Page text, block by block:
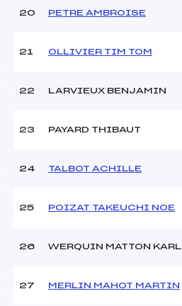
20 PETRE AMBROISE
21 OLLIVIER TIM TOM
22 LARVIEUX BENJAMIN
23 PAYARD THIBAUT
24 TALBOT ACHILLE
25 POIZAT TAKEUCHI NOE
26 WERQUIN MATTON KARL
27 MERLIN MAHOT MARTIN